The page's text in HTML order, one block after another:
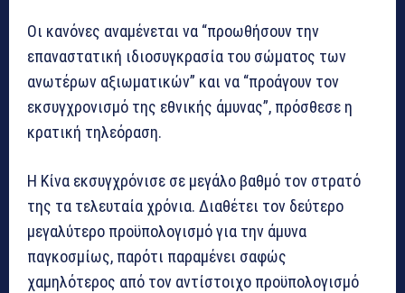
Οι κανόνες αναμένεται να “προωθήσουν την
επαναστατική ιδιοσυγκρασία του σώματος των
ανωτέρων αξιωματικών” και να “προάγουν τον
εκσυγχρονισμό της εθνικής άμυνας”, πρόσθεσε η
κρατική τηλεόραση.
Η Κίνα εκσυγχρόνισε σε μεγάλο βαθμό τον στρατό
της τα τελευταία χρόνια. Διαθέτει τον δεύτερο
μεγαλύτερο προϋπολογισμό για την άμυνα
παγκοσμίως, παρότι παραμένει σαφώς
χαμηλότερος από τον αντίστοιχο προϋπολογισμό